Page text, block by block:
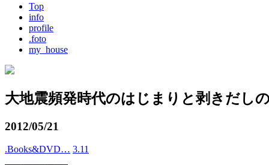
Top
info
profile
.foto
my_house
大地震頻発時代のはじまりと剥きだし
2012/05/21
.Books&DVD… 3.11